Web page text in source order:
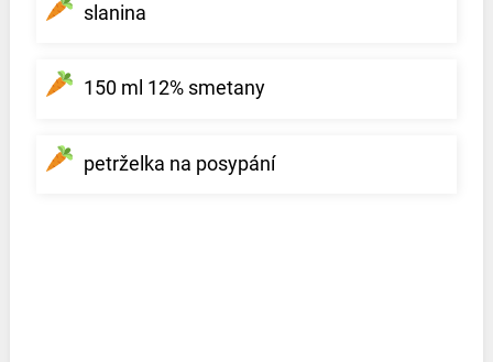
slanina
150 ml 12% smetany
petrželka na posypání